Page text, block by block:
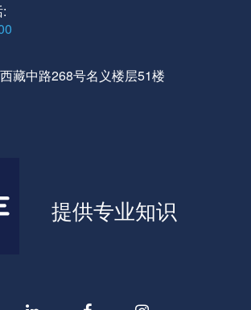
藏中路268号名义楼层51楼
提供专业知识